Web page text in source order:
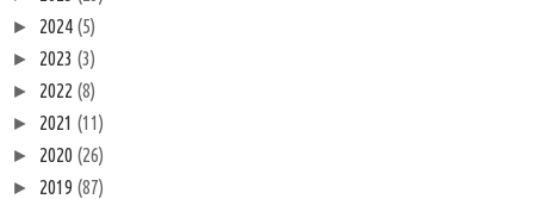
► 2024 (5)
► 2023 (3)
► 2022 (8)
► 2021 (11)
► 2020 (26)
► 2019 (87)